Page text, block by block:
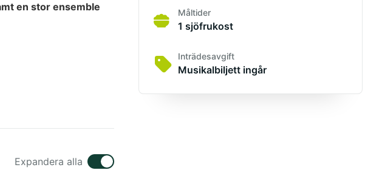
en stor ensemble
Expandera alla
Måltider
1 sjöfrukost
Inträdesavgift
Musikalbiljett ingår